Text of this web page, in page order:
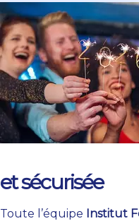
et sécurisée
Toute l’équipe Institut